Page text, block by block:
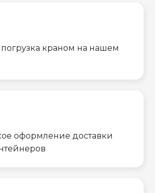
погрузка краном на нашем
оформление доставки